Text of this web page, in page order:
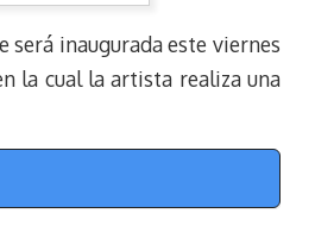
será inaugurada este viernes
la cual la artista realiza una